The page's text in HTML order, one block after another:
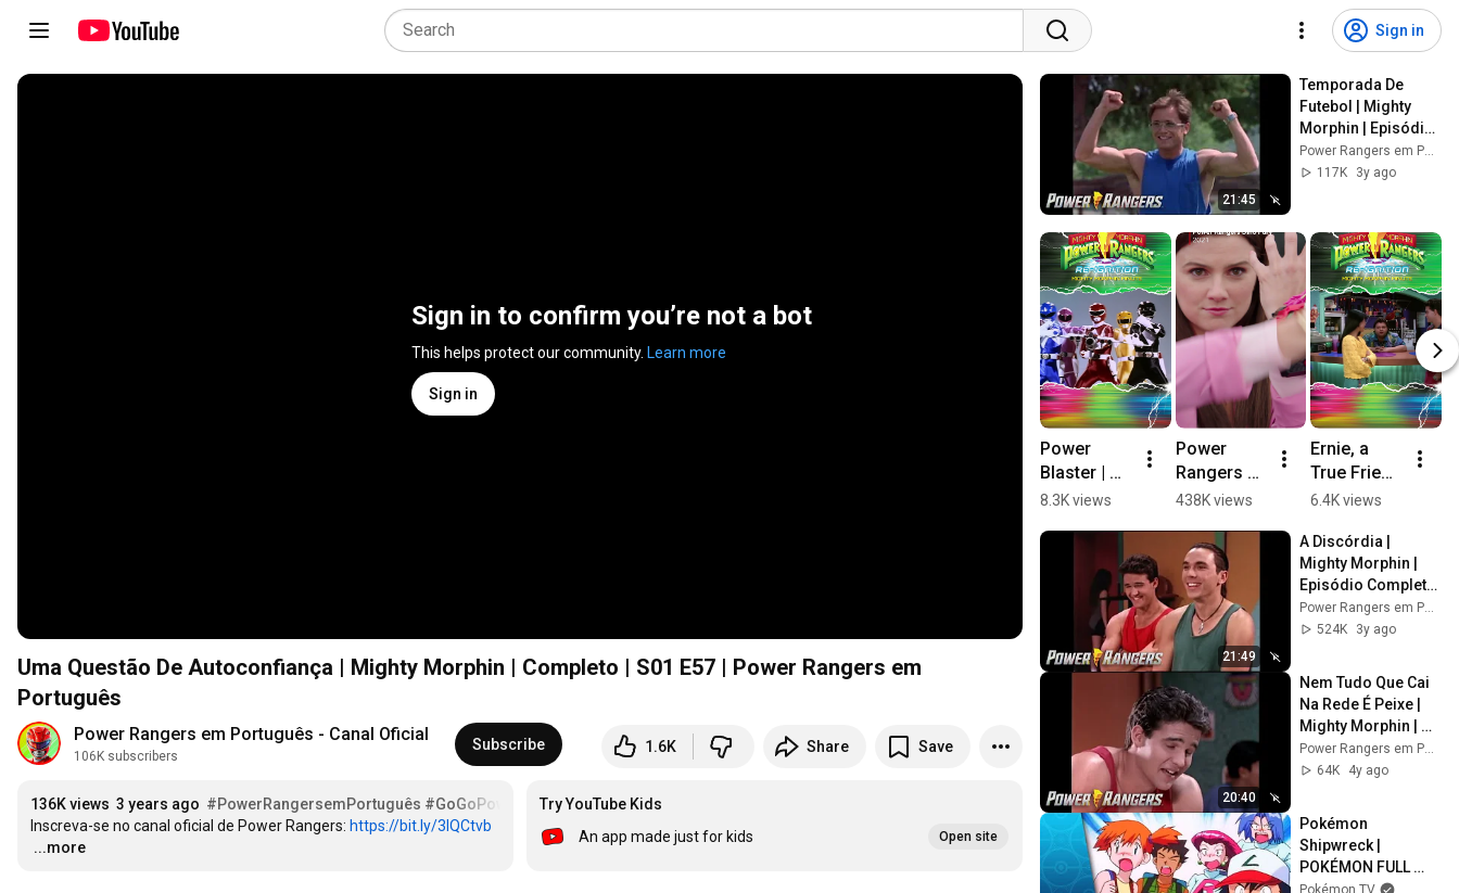
Sign in
Sign in to confirm you’re not a bot
This helps protect our community. Learn more
Sign in
Uma Questão De Autoconfiança | Mighty Morphin | Completo | S01 E57 | Power Rangers em
Português
Power Rangers em Português - Canal Oficial
106K subscribers
Subscribe 1.6K Share Save
136K views 3 years ago #PowerRangersemPortuguês #GoGoPowerRangers#PowerRangers
Inscreva-se no canal oficial de Power Rangers: https://bit.ly/3IQCtvb
…
...more
Try YouTube Kids
An app made just for kids
Open site
21:45
Temporada De
Futebol | Mighty
Morphin | Episódio
Completo | S01 |
E58 | Power
Power Rangers em Português - Canal Oficial
117K
3y ago
Power
Blaster |
Mighty
Minute |
Re-Ignition
| Power
Rangers
for Kids
8.3K views
Power
Rangers
dizendo
MORFAR!
💥 | Netflix
Brasil
#powerran
gers
438K views
Ernie, a
True Friend
| Mighty
Minute |
Re-Ignition
| Power
Rangers
for Kids
6.4K views
21:49
A Discórdia |
Mighty Morphin |
Episódio Completo
| S01 | E56 | Power
Rangers em
524K
3y ago
20:40
Nem Tudo Que Cai
Na Rede É Peixe |
Mighty Morphin |
Completo | S01 E43
| Power Rangers
64K
4y ago
Pokémon
Shipwreck |
POKÉMON FULL
EPISODE 16 |
Pokémon TV